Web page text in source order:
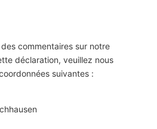
commentaires sur notre
déclaration, veuillez nous
suivantes :